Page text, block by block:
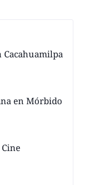
Cacahuamilpa
en Mórbido